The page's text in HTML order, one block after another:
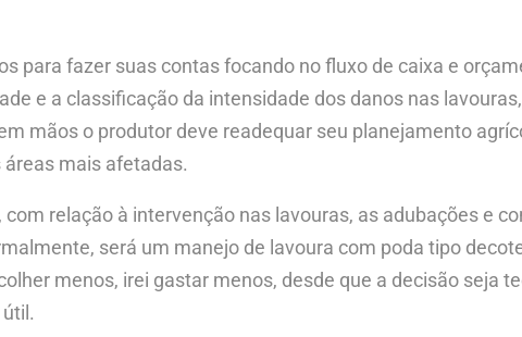
para fazer suas contas focando no fluxo de caixa e
e a classificação da intensidade dos danos nas
mãos o produtor deve readequar seu planejamento
mais afetadas.
relação à intervenção nas lavouras, as adubações e
será um manejo de lavoura com poda tipo
menos, irei gastar menos, desde que a decisão seja